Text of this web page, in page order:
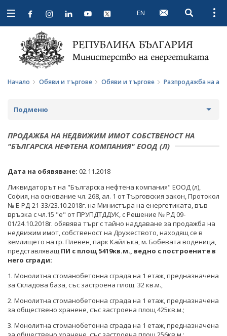
Open
navigation
EN Open
Начало Обяви и търгове Обяви и търгове Разпродажба на
Подменю
ПРОФИЛ НА КУПУВАЧА
ВЪТРЕШНИ ПРАВИЛА И ДОКУМЕНТИ
ПРОЦЕДУРИ
СЪБИРАНЕ НА ОФЕРТИ С ОБЯВИ
ПАЗАРНИ КОНСУЛТАЦИИ
СТАНОВИЩА НА АОП
ОБЯВЛЕНИЯ ЗА ПРЕДВАРИТЕЛНА ИНФОРМАЦИЯ
ПРОФИЛ НА КУПУВАЧА ДО 15.04.2016 Г.
ВЪТРЕШНИ ПРАВИЛА И ДОКУМЕНТИ
ПРОЦЕДУРИ
ПУБЛИЧНИ ПОКАНИ
ПОКАНИ
ОБЯВЛЕНИЯ ЗА ПРЕДВАРИТЕЛНА ИНФОРМАЦИЯ
ПРЕДВАРИТЕЛЕН КОНТРОЛ
СТАНОВИЩА НА АОП ПО ЗАПИТВАНИЯ
ОБЯВИ И ТЪРГОВЕ
ОБЩЕСТВЕНИ ПОРЪЧКИ ДО 2014 Г.
РАЗПРОДАЖБА НА АКТИВИ
БЮЛЕТИН ПРОДАЖБИ НА СИНДИЦИТЕ
ОБЯВИ
ТЪРГОВЕ
ИЗБОР НА ОДИТОРИ
ПРЕДОСТАВЯНЕ НА ФИНАНСОВИ УСЛУГИ
ПРОДАЖБА НА НЕДВИЖИМ ИМОТ СОБСТВЕНОСТ НА
"БЪЛГАРСКА НЕФТЕНА КОМПАНИЯ" ЕООД (Л)
Дата на обявяване: 02.11.2018
Ликвидаторът на "Българска нефтена компания" ЕООД (л),
София, на основание чл. 268, ал. 1 от Търговския закон, Протокол
№ Е-РД-21-33/23.10.2018г. на Министъра на енергетиката, във
връзка с чл.15 "е" от ПРУПДТДДУК, с Решение № РД 09-
01/24.10.2018г. обявява търг с тайно наддаване за продажба на
недвижим имот, собственост на Дружеството, находящ се в
землището на гр. Плевен, парк Кайлъка, м. Бобевата воденица,
представляващ ПИ с площ 5419кв.м., ведно с построените в
него сгради:
1. Монолитна стоманобетонна сграда на 1 етаж, предназначена
за Складова база, със застроена площ 32 кв.м.,
2. Монолитна стоманобетонна сграда на 1 етаж, предназначена
за обществено хранене, със застроена площ 425кв.м.;
3. Монолитна стоманобетонна сграда на 1 етаж, предназначена